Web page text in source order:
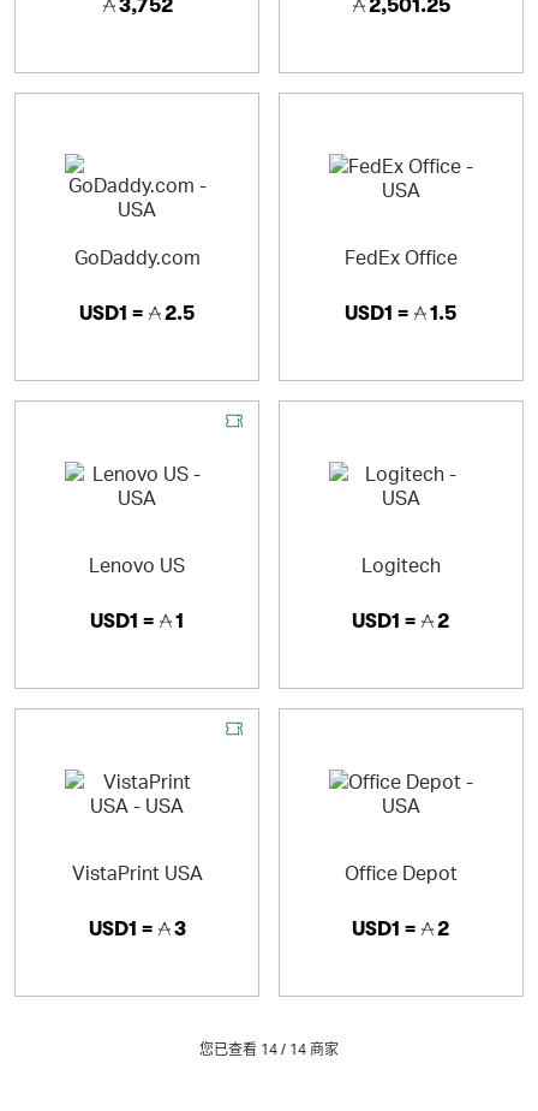
3,752 2,501.25
GoDaddy.com
USD1 = 2.5
FedEx Office
USD1 = 1.5
Lenovo US
USD1 = 1
Logitech
USD1 = 2
VistaPrint USA
USD1 = 3
Office Depot
USD1 = 2
您已查看 14 / 14 商家